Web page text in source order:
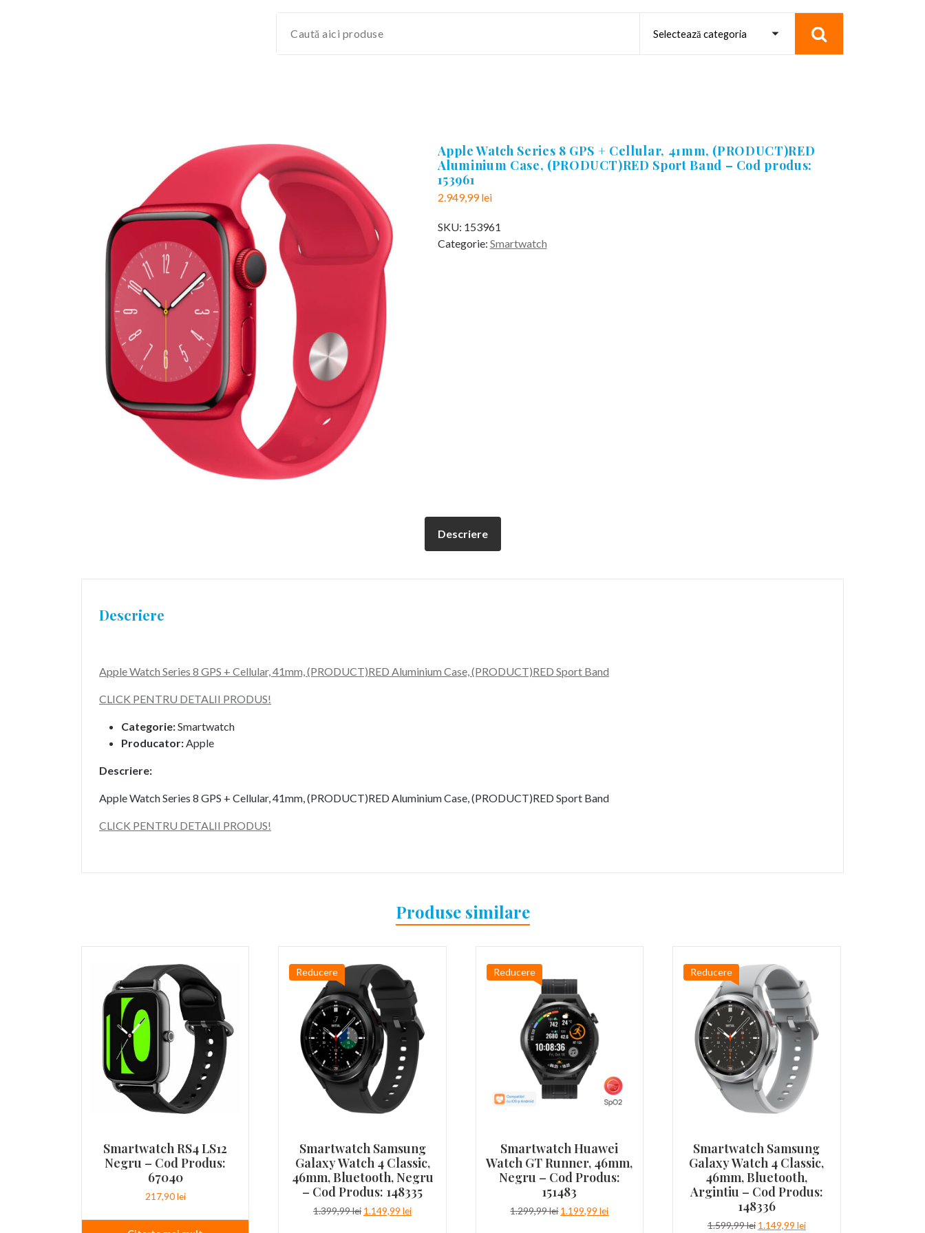
Apple Watch Series 8 GPS + Cellular, 41mm, (PRODUCT)RED
Aluminium Case, (PRODUCT)RED Sport Band – Cod produs:
153961
2.949,99lei
SKU: 153961
Categorie: Smartwatch
Descriere
Descriere
Apple Watch Series 8 GPS + Cellular, 41mm, (PRODUCT)RED Aluminium Case, (PRODUCT)RED Sport Band
CLICK PENTRU DETALII PRODUS!
Categorie:Smartwatch
Producator:Apple
Descriere:
Apple Watch Series 8 GPS + Cellular, 41mm, (PRODUCT)RED Aluminium Case, (PRODUCT)RED Sport Band
CLICK PENTRU DETALII PRODUS!
Produse similare
Smartwatch RS4 LS12
Negru – Cod Produs:
67040
217,90lei
Reducere
Smartwatch Samsung
Galaxy Watch 4 Classic,
46mm, Bluetooth, Negru
– Cod Produs: 148335
1.399,99lei Prețul
1.149,99leiPrețul
Reducere
Smartwatch Huawei
Watch GT Runner, 46mm,
Negru – Cod Produs:
151483
1.299,99lei Prețul
1.199,99leiPrețul
Reducere
Smartwatch Samsung
Galaxy Watch 4 Classic,
46mm, Bluetooth,
Argintiu – Cod Produs:
148336
1.599,99lei Prețul
1.149,99 leiPrețul